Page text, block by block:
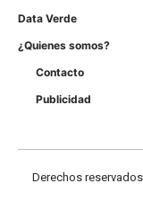
Data Verde
¿Quienes somos?
Contacto
Publicidad
Derechos